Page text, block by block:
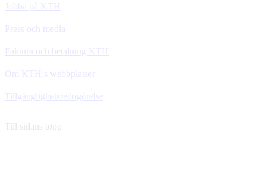
Jobba på KTH
Press och media
Faktura och betalning KTH
Om KTH:s webbplatser
Tillgänglighetsredogörelse
Till sidans topp